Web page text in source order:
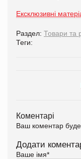
Ексклюзивні
Раздел: Товари та
Теги:
Коментарі
Ваш коментар
Додати
Ваше імя*